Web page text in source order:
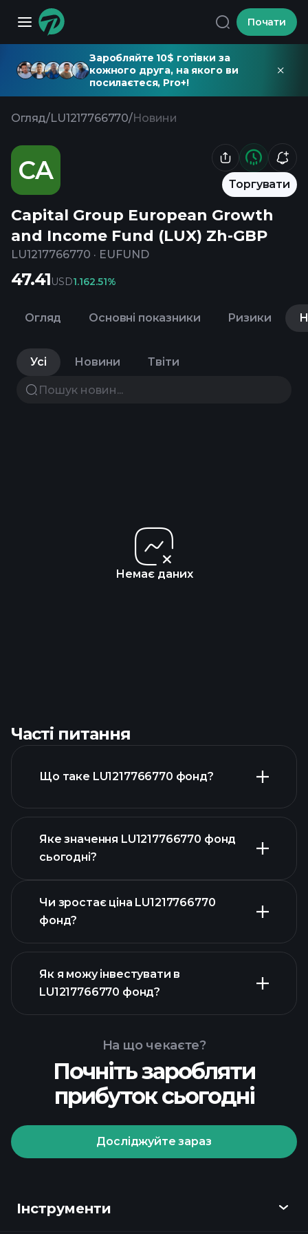
Почати
Заробляйте 10$ готівки за
кожного друга, на якого ви
посилаєтеся, Pro+!
Огляд/LU1217766770/Новини
CA Торгувати
Capital Group European Growth
and Income Fund (LUX) Zh-GBP
LU1217766770 · EUFUND
47.41USD1.162.51%
Огляд Основні показники Ризики
Усі Новини Твіти
Немає даних
Часті питання
Що таке LU1217766770 фонд?
Яке значення LU1217766770 фонд
сьогодні?
розширеній діаграмі
Чи зростає ціна LU1217766770
фонд?
LU1217766770 фонд
Як я можу інвестувати в
LU1217766770 фонд?
Playtrade
На що чекаєте?
Почніть заробляти
прибуток сьогодні
Досліджуйте зараз
Інструменти